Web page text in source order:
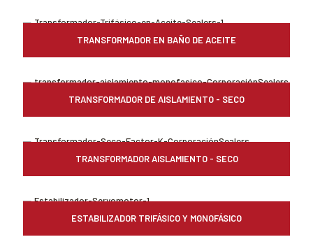
TRANSFORMADOR EN BAÑO DE ACEITE
TRANSFORMADOR DE AISLAMIENTO - SECO
TRANSFORMADOR AISLAMIENTO - SECO
ESTABILIZADOR TRIFÁSICO Y MONOFÁSICO